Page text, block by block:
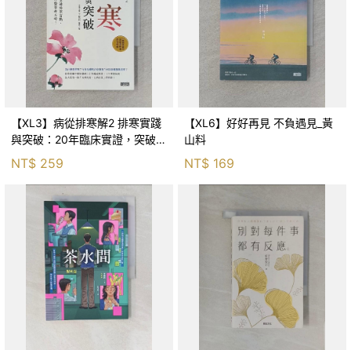
【XL3】病從排寒解2 排寒實踐
與突破：20年臨床實證，突破排
寒盲點，防治疫毒流感的中醫養
命方略！_李璧如
NT$ 259
【XL6】好好再見 不負遇見_黃
山料
NT$ 169